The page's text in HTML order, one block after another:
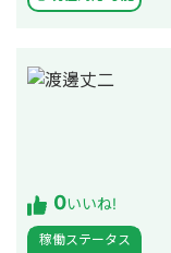
0いいね!
稼働ステータス